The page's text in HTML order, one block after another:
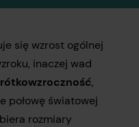
się wzrost ogólnej
inaczej wad
,
połowę światowej
rozmiary